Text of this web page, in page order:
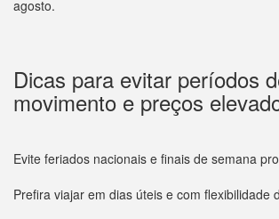
agosto.
Dicas para evitar períodos
movimento e preços
Evite feriados nacionais e finais de semana
Prefira viajar em dias úteis e com flexibilidade